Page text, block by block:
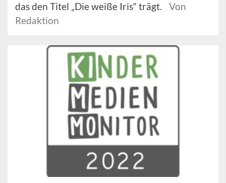
das den Titel „Die weiße Iris“ trägt.
Von
Redaktion